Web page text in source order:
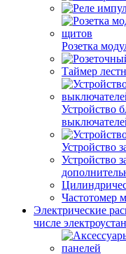
Розетка
Таймер
Устройство
Устройство
Устройство
Частотомер
Электрические
числе